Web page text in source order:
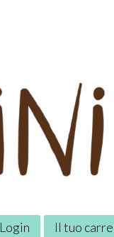
Login Il tuo